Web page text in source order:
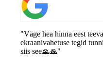
"Väge hea hinna eest
ekraanivahetuse tegid
siis see🙏🙏"